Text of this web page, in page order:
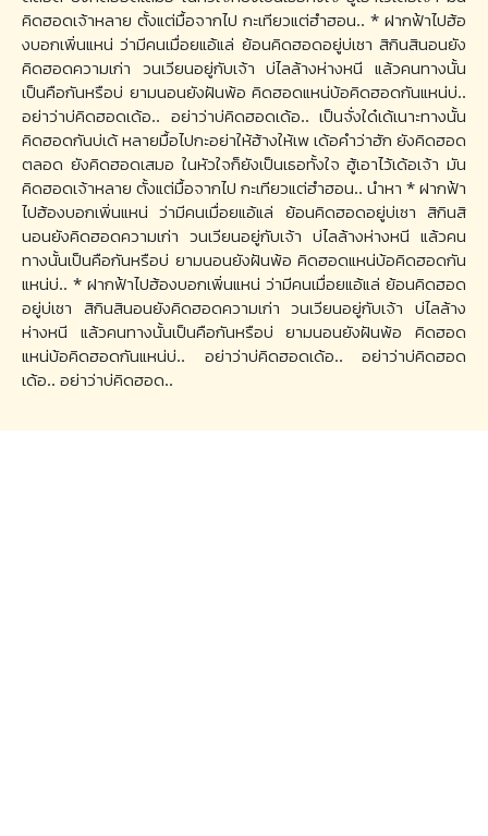
คิดฮอดเจ้าหลาย ตั้งแต่มื้อจากไป กะเทียวแต่ฮำฮอน.. * ฝากฟ้าไปฮ้อ
งบอกเพิ่นแหน่ ว่ามีคนเมื่อยแอ้แล่ ย้อนคิดฮอดอยู่บ่เซา สิกินสินอนยัง
คิดฮอดความเก่า วนเวียนอยู่กับเจ้า บ่ไลล้างห่างหนี แล้วคนทางนั้น
เป็นคือกันหรือบ่ ยามนอนยังฝันพ้อ คิดฮอดแหน่บ้อคิดฮอดกันแหน่บ่..
อย่าว่าบ่คิดฮอดเด้อ.. อย่าว่าบ่คิดฮอดเด้อ.. เป็นจั่งใด๋เด้เนาะทางนั้น
คิดฮอดกันบ่เด้ หลายมื้อไปกะอย่าให้ฮ้างให้เพ เด้อคำว่าฮัก ยังคิดฮอด
ตลอด ยังคิดฮอดเสมอ ในหัวใจก็ยังเป็นเธอทั้งใจ ฮู้เอาไว้เด้อเจ้า มัน
คิดฮอดเจ้าหลาย ตั้งแต่มื้อจากไป กะเทียวแต่ฮำฮอน.. นำหา * ฝากฟ้า
ไปฮ้องบอกเพิ่นแหน่ ว่ามีคนเมื่อยแอ้แล่ ย้อนคิดฮอดอยู่บ่เซา สิกินสิ
นอนยังคิดฮอดความเก่า วนเวียนอยู่กับเจ้า บ่ไลล้างห่างหนี แล้วคน
ทางนั้นเป็นคือกันหรือบ่ ยามนอนยังฝันพ้อ คิดฮอดแหน่บ้อคิดฮอดกัน
แหน่บ่.. * ฝากฟ้าไปฮ้องบอกเพิ่นแหน่ ว่ามีคนเมื่อยแอ้แล่ ย้อนคิดฮอด
อยู่บ่เซา สิกินสินอนยังคิดฮอดความเก่า วนเวียนอยู่กับเจ้า บ่ไลล้าง
ห่างหนี แล้วคนทางนั้นเป็นคือกันหรือบ่ ยามนอนยังฝันพ้อ คิดฮอด
แหน่บ้อคิดฮอดกันแหน่บ่.. อย่าว่าบ่คิดฮอดเด้อ.. อย่าว่าบ่คิดฮอด
เด้อ.. อย่าว่าบ่คิดฮอด..